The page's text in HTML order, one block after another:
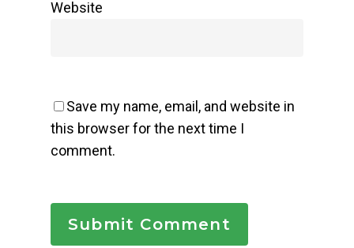
Website
Save my name, email, and website in
this browser for the next time I
comment.